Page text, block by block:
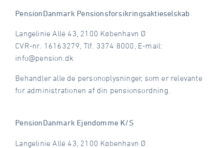
PensionDanmark Pensionsforsikringsaktieselskab
Langelinie Allé 43, 2100 København Ø
CVR-nr. 16163279, Tlf. 3374 8000, E-mail:
info@pension.dk
Behandler alle de personoplysninger, som er relevante
for administrationen af din pensionsordning.
PensionDanmark Ejendomme K/S
Langelinie Allé 43, 2100 København Ø